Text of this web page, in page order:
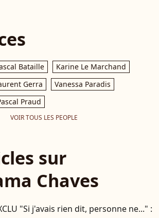
Bataille
Karine Le Marchand
Gerra
Vanessa Paradis
Praud
VOIR TOUS LES PEOPLE
sur
Chaves
"Si j'avais rien dit, personne ne..." :